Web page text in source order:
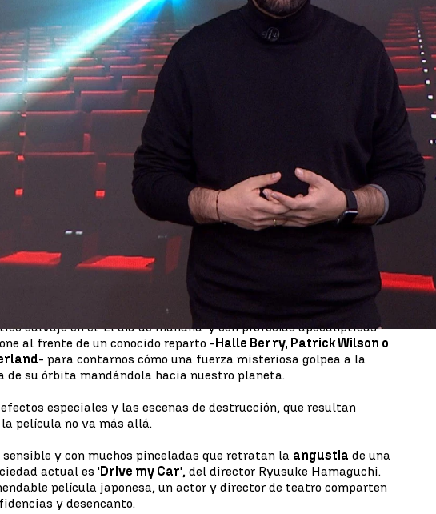
de 2022, 13:04 Linkedin
pensar “¡Dios mío, sigo vivo y el suelo se mantiene firme bajo mis
saliendo agua del grifo y las ventanas no tiemblan”. Igual soy yo
le ha venido esto a la cabeza alguna vez, pero lo que es innegable
de catástrofes colosales y en las que se salva una y otra vez
Y todo esto os lo digo porque esta semana tenemos una
con 'Moonfall'.
, director que ya estuvo a punto de destruir
con una invasión alienígena en 'Independence day', o con un
salvaje en el 'El día de mañana' y con profecías apocalípticas
al frente de un conocido reparto -Halle Berry, Patrick Wilson o
- para contarnos cómo una fuerza misteriosa golpea a la
de su órbita mandándola hacia nuestro planeta.
especiales y las escenas de destrucción, que resultan
película no va más allá.
y con muchos pinceladas que retratan la angustia de una
actual es 'Drive my Car', del director Ryusuke Hamaguchi.
película japonesa, un actor y director de teatro comparten
y desencanto.